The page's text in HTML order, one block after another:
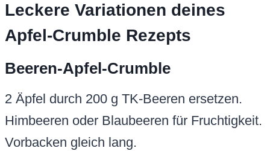
Leckere Variationen deines
Apfel-Crumble Rezepts
Beeren-Apfel-Crumble
2 Äpfel durch 200 g TK-Beeren ersetzen.
Himbeeren oder Blaubeeren für Fruchtigkeit.
Vorbacken gleich lang.